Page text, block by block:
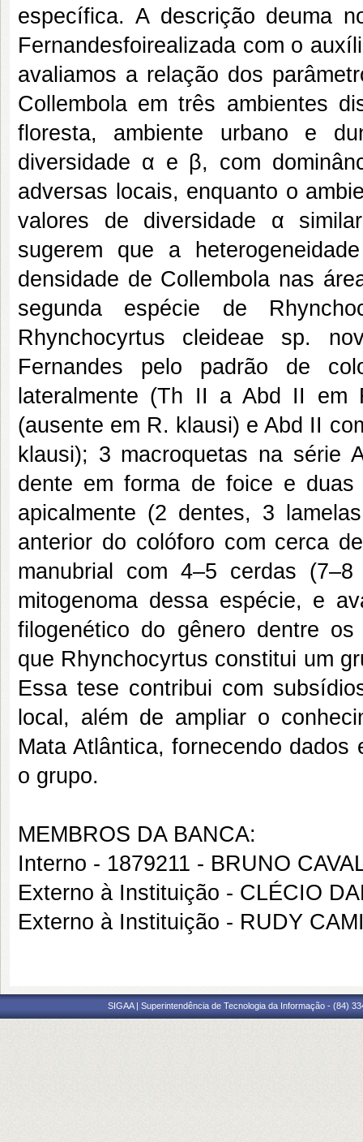
específica. A descrição deuma
Fernandesfoirealizada com o
avaliamos a relação dos
Collembola em três ambientes
floresta, ambiente urbano e
diversidade α e β, com
adversas locais, enquanto o
valores de diversidade α
sugerem que a
densidade de Collembola nas
segunda espécie de
Rhynchocyrtus cleideae sp.
Fernandes pelo padrão de
lateralmente (Th II a Abd II em
(ausente em R. klausi) e Abd II
klausi); 3 macroquetas na série
dente em forma de foice e duas
apicalmente (2 dentes, 3
anterior do colóforo com cerca
manubrial com 4–5 cerdas
mitogenoma dessa espécie, e
filogenético do gênero dentre
que Rhynchocyrtus constitui um
Essa tese contribui com
local, além de ampliar o
Mata Atlântica, fornecendo
o grupo.
MEMBROS DA BANCA:
Interno - 1879211 - BRUNO
Externo à Instituição - CLÉCIO
Externo à Instituição - RUDY
SIGAA | Superintendência de Tecnologia da Informação - (84)